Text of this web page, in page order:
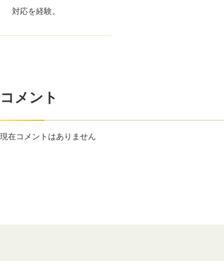
対応を経験。
コメント
現在コメントはありません